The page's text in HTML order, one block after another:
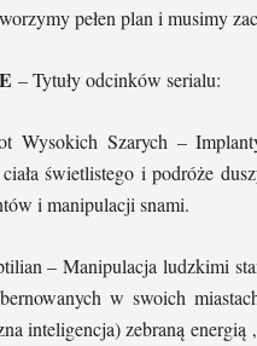
pełen plan i musimy
– Tytuły odcinków serialu:
Wysokich Szarych –
świetlistego i podróże
i manipulacji snami.
– Manipulacja ludzkimi
w swoich
inteligencja) zebraną